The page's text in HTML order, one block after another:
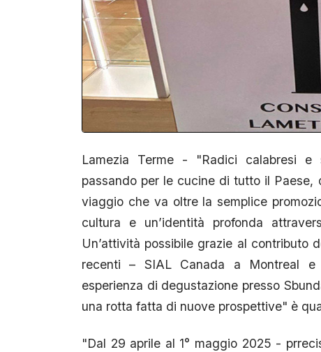
Lamezia Terme - "Radici calabresi e
passando per le cucine di tutto il Paese,
viaggio che va oltre la semplice
cultura e un’identità profonda
Un’attività possibile grazie al contributo
recenti – SIAL Canada a Montreal e
esperienza di degustazione presso
una rotta fatta di nuove prospettive" è
"Dal 29 aprile al 1° maggio 2025 -